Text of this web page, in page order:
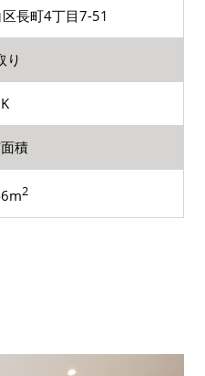
長町4丁目7-51
り
積
2